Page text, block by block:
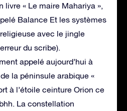
livre « Le maire Mahariya »,
Balance Et les systèmes
avec le jingle
du scribe).
appelé aujourd’hui à
la péninsule arabique «
à l’étoile ceinture Orion ce
La constellation